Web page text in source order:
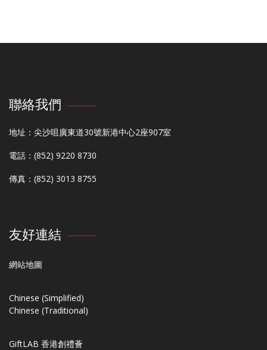
聯絡我們
地址：尖沙咀廣東道30號新港中心2座907室
電話：(852) 9220 8730
傳真：(852) 3013 8755
友好連結
網站地圖
Chinese (Simplified)
Chinese (Traditional)
GiftLAB 香港創禮薈